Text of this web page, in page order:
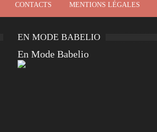
CONTACTS MENTIONS LÉGALES
EN MODE BABELIO
En Mode Babelio